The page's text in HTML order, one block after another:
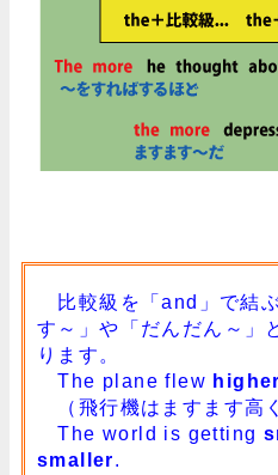
比較級を「and」で結
す～」や「だんだん～」
ります。
The plane flew
（飛行機はますます高
The world is getting
smaller.